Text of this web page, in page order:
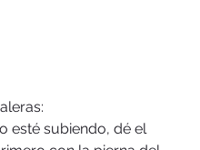
esté subiendo, dé el